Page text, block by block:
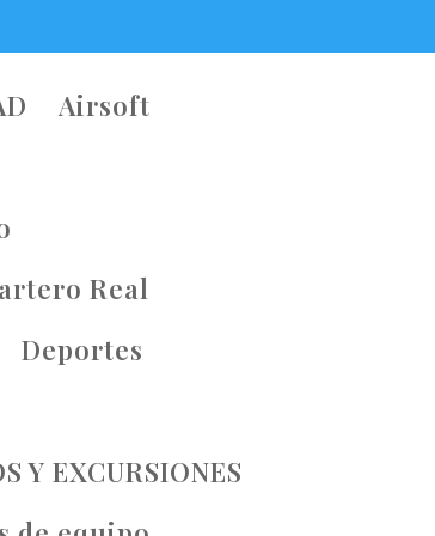
Airsoft
Real
Deportes
Y EXCURSIONES